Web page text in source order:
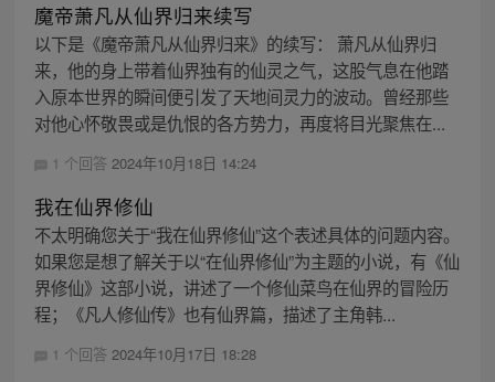
魔帝萧凡从仙界归来续写
以下是《魔帝萧凡从仙界归来》的续写： 萧凡从仙界归
来，他的身上带着仙界独有的仙灵之气，这股气息在他踏
入原本世界的瞬间便引发了天地间灵力的波动。曾经那些
对他心怀敬畏或是仇恨的各方势力，再度将目光聚焦在...
1 个回答 2024年10月18日 14:24
我在仙界修仙
不太明确您关于“我在仙界修仙”这个表述具体的问题内容。
如果您是想了解关于以“在仙界修仙”为主题的小说，有《仙
界修仙》这部小说，讲述了一个修仙菜鸟在仙界的冒险历
程；《凡人修仙传》也有仙界篇，描述了主角韩...
1 个回答 2024年10月17日 18:28